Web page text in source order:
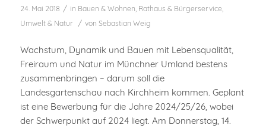
24. Mai 2018 / in Bauen & Wohnen Rathaus & Bürgerservice
Umwelt & Natur
/ von Sebastian Weig
Wachstum, Dynamik und Bauen mit Lebensqualität,
Freiraum und Natur im Münchner Umland bestens
zusammenbringen – darum soll die
Landesgartenschau nach Kirchheim kommen. Geplant
ist eine Bewerbung für die Jahre 2024/25/26, wobei
der Schwerpunkt auf 2024 liegt. Am Donnerstag, 14.